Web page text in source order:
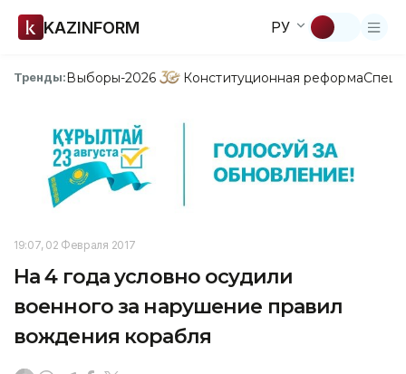
KAZINFORM РУ
Тренды:Выборы-2026 Конституционная реформа
19:07, 02 Февраля 2017
На 4 года условно осудили
военного за нарушение правил
вождения корабля